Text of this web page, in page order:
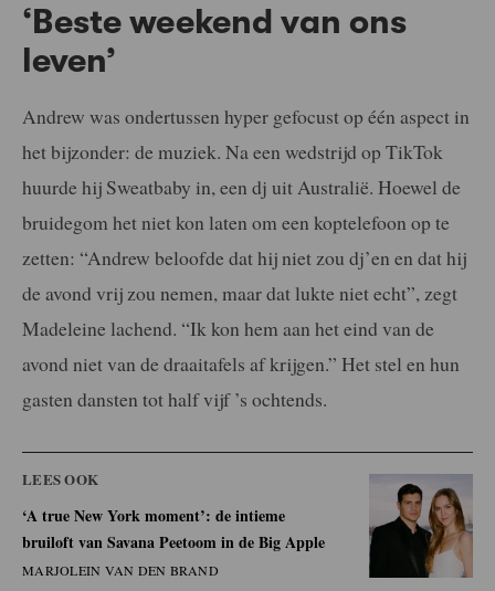
‘Beste weekend van ons
leven’
Andrew was ondertussen hyper gefocust op één aspect in
het bijzonder: de muziek. Na een wedstrijd op TikTok
huurde hij Sweatbaby in, een dj uit Australië. Hoewel de
bruidegom het niet kon laten om een koptelefoon op te
zetten: “Andrew beloofde dat hij niet zou dj’en en dat hij
de avond vrij zou nemen, maar dat lukte niet echt”, zegt
Madeleine lachend. “Ik kon hem aan het eind van de
avond niet van de draaitafels af krijgen.” Het stel en hun
gasten dansten tot half vijf ’s ochtends.
LEES OOK
‘A true New York moment’: de intieme
bruiloft van Savana Peetoom in de Big Apple
MARJOLEIN VAN DEN BRAND